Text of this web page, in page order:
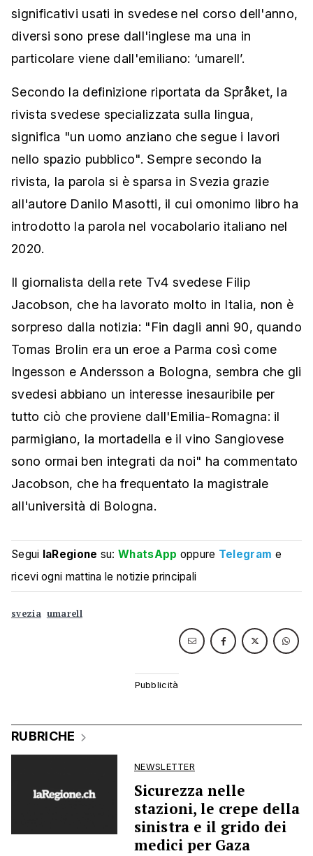
significativi usati in svedese nel corso dell'anno,
diversi sono prese dall'inglese ma una in
particolare viene dall'emiliano: ‘umarell’.
Secondo la definizione riportata da Språket, la
rivista svedese specializzata sulla lingua,
significa "un uomo anziano che segue i lavori
nello spazio pubblico". Sempre secondo la
rivista, la parola si è sparsa in Svezia grazie
all'autore Danilo Masotti, il cui omonimo libro ha
introdotto la parola nel vocabolario italiano nel
2020.
Il giornalista della rete Tv4 svedese Filip
Jacobson, che ha lavorato molto in Italia, non è
sorpreso dalla notizia: "Fin dagli anni 90, quando
Tomas Brolin era un eroe a Parma così come
Ingesson e Andersson a Bologna, sembra che gli
svedesi abbiano un interesse inesauribile per
tutto ciò che proviene dall'Emilia-Romagna: il
parmigiano, la mortadella e il vino Sangiovese
sono ormai ben integrati da noi" ha commentato
Jacobson, che ha frequentato la magistrale
all'università di Bologna.
Segui laRegione su:WhatsApp oppure Telegram e
ricevi ogni mattina le notizie principali
svezia umarell
RUBRICHE
NEWSLETTER
Sicurezza nelle
stazioni, le crepe della
sinistra e il grido dei
medici per Gaza